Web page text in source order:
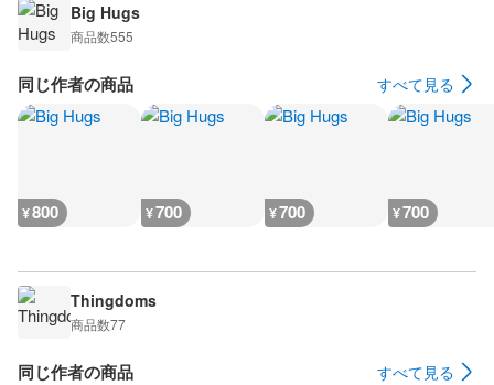
Big Hugs
商品数555
同じ作者の商品 すべて見る
¥800 ¥700 ¥700 ¥700
Thingdoms
商品数77
同じ作者の商品 すべて見る